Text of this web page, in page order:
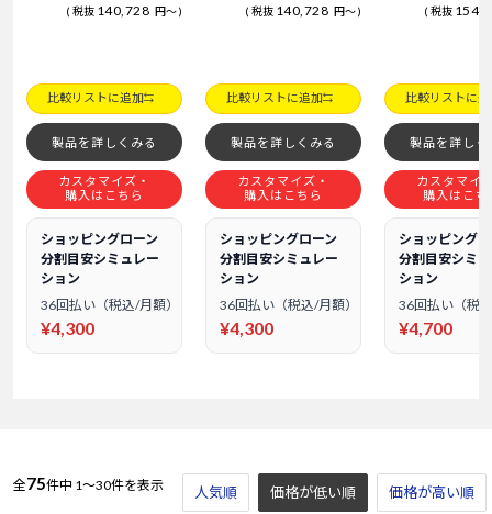
税抜 140,728 円～
比較リストに追加
製品を詳しくみる
カスタマイズ・
購入はこちら
ショッピングローン
分割目安シミュレー
ション
36回払い（税込/月額）
¥4,300
税抜 140,728 円～
比較リストに追加
製品を詳しくみる
カスタマイズ・
購入はこちら
ショッピングローン
分割目安シミュレー
ション
36回払い（税込/月額）
¥4,300
税抜
比較リストに追
製品を詳しく
カスタマイ
購入はこち
ショッピング
分割目安シミ
ション
36回払い（税
¥4,700
全75件中 1～30件を表示 人気順 価格が低い順 価格が高い順